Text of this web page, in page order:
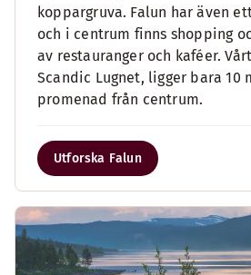
koppargruva. Falun har även
och i centrum finns shopping
av restauranger och kaféer.
Scandic Lugnet, ligger bara 10
promenad från centrum.
Utforska Falun